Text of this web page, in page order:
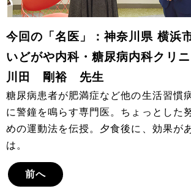
今回の「名医」：神奈川県 横浜
いどがや内科・糖尿病内科ク
川田 剛裕 先生
糖尿病患者が肥満症など他の生活習慣
に警鐘を鳴らす専門医。ちょっとした
めの運動法を伝授。夕食後に、効果が
は。
前へ